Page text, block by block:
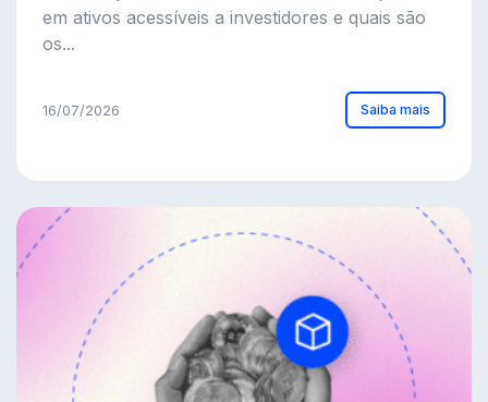
em ativos acessíveis a investidores e quais são
os...
16/07/2026 Saiba mais